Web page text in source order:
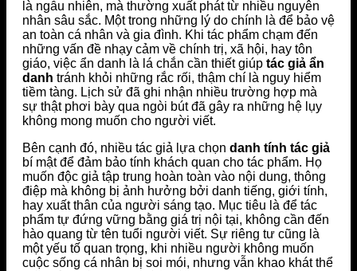
là ngẫu nhiên, mà thường xuất phát từ nhiều nguyên
nhân sâu sắc. Một trong những lý do chính là để bảo vệ
an toàn cá nhân và gia đình. Khi tác phẩm chạm đến
những vấn đề nhạy cảm về chính trị, xã hội, hay tôn
giáo, việc ẩn danh là lá chắn cần thiết giúp tác giả ẩn
danh tránh khỏi những rắc rối, thậm chí là nguy hiểm
tiềm tàng. Lịch sử đã ghi nhận nhiều trường hợp mà
sự thật phơi bày qua ngòi bút đã gây ra những hệ lụy
không mong muốn cho người viết.
Bên cạnh đó, nhiều tác giả lựa chọn danh tính tác giả
bí mật để đảm bảo tính khách quan cho tác phẩm. Họ
muốn độc giả tập trung hoàn toàn vào nội dung, thông
điệp mà không bị ảnh hưởng bởi danh tiếng, giới tính,
hay xuất thân của người sáng tạo. Mục tiêu là để tác
phẩm tự đứng vững bằng giá trị nội tại, không cần đến
hào quang từ tên tuổi người viết. Sự riêng tư cũng là
một yếu tố quan trọng, khi nhiều người không muốn
cuộc sống cá nhân bị soi mói, nhưng vẫn khao khát thể